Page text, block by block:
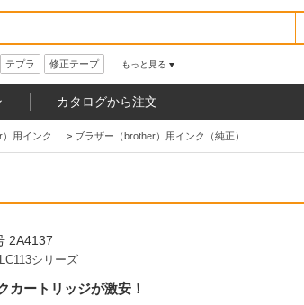
テプラ 修正テープ もっと見る
カタログから注文
用インク > ブラザー（brother）用インク（純正）
2A4137
LC113シリーズ
カートリッジが激安！